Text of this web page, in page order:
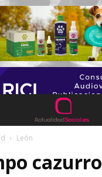
León
cazurro